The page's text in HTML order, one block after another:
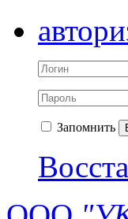
Запомнить